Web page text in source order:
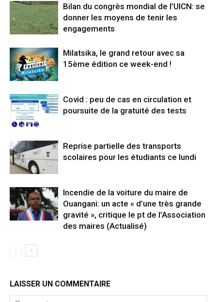
Bilan du congrès mondial de l’UICN: se
donner les moyens de tenir les
engagements
Milatsika, le grand retour avec sa
15ème édition ce week-end !
Covid : peu de cas en circulation et
poursuite de la gratuité des tests
Reprise partielle des transports
scolaires pour les étudiants ce lundi
Incendie de la voiture du maire de
Ouangani: un acte « d’une très grande
gravité », critique le pt de l’Association
des maires (Actualisé)
LAISSER UN COMMENTAIRE